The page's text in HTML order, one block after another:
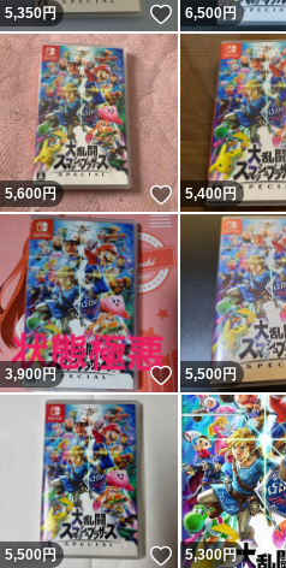
5,350円 いいね！
6,500円
5,600円 いいね！
5,400円
3,900 円 いいね！
5,500円
5,500円 いいね！
5,300円